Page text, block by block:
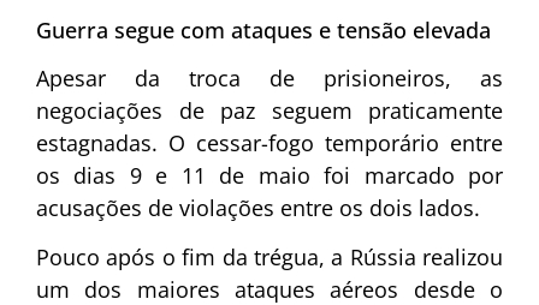
Guerra segue com ataques e tensão elevada
Apesar da troca de prisioneiros, as
negociações de paz seguem praticamente
estagnadas. O cessar-fogo temporário entre
os dias 9 e 11 de maio foi marcado por
acusações de violações entre os dois lados.
Pouco após o fim da trégua, a Rússia realizou
um dos maiores ataques aéreos desde o